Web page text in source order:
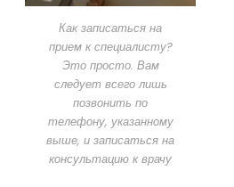
Как записаться на
прием к специалисту?
Это просто. Вам
следует всего лишь
позвонить по
телефону, указанному
выше, и записаться на
консультацию к врачу